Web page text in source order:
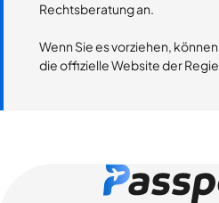
Rechtsberatung an.
Wenn Sie es vorziehen,
die offizielle Website der